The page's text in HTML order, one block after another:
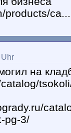
на
pg-3/